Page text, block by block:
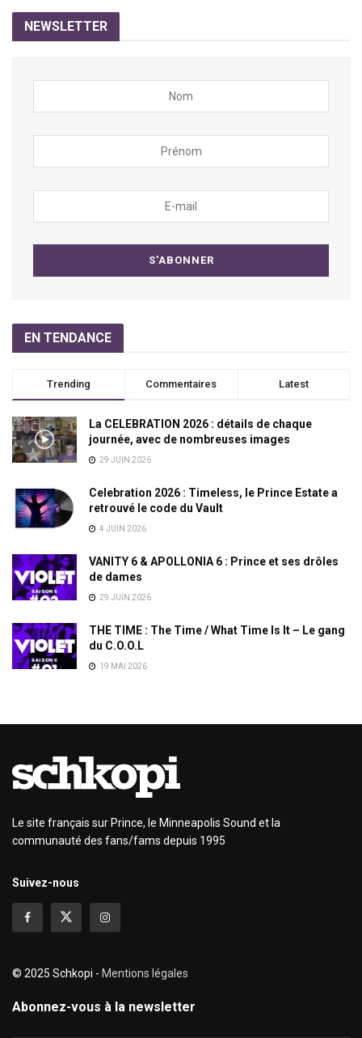
NEWSLETTER
EN TENDANCE
Trending Commentaires Latest
La CELEBRATION 2026 : détails de chaque
journée, avec de nombreuses images
29 JUIN 2026
Celebration 2026 : Timeless, le Prince Estate a
retrouvé le code du Vault
4 JUIN 2026
VANITY 6 & APOLLONIA 6 : Prince et ses drôles
de dames
29 JUIN 2026
THE TIME : The Time / What Time Is It – Le gang
du C.O.O.L
19 MAI 2026
Le site français sur Prince, le Minneapolis Sound et la
communauté des fans/fams depuis 1995
Suivez-nous
© 2025 Schkopi - Mentions légales
Abonnez-vous à la newsletter